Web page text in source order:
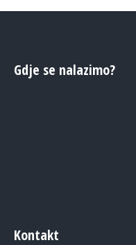
Gdje se nalazimo?
Kontakt